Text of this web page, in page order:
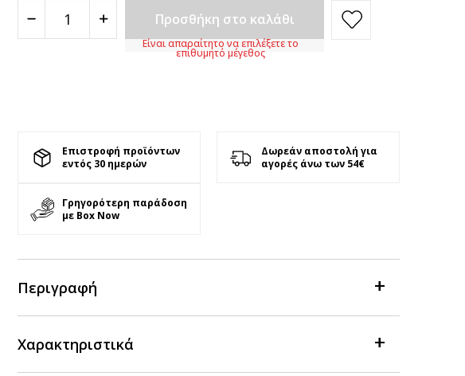
Προσθήκη στο καλάθι
Είναι απαραίτητο να επιλέξετε το
επιθυμητό μέγεθος
Επιστροφή προϊόντων
εντός 30 ημερών
Δωρεάν αποστολή για
αγορές άνω των 54€
Γρηγορότερη παράδοση
με Box Now
Περιγραφή
Χαρακτηριστικά